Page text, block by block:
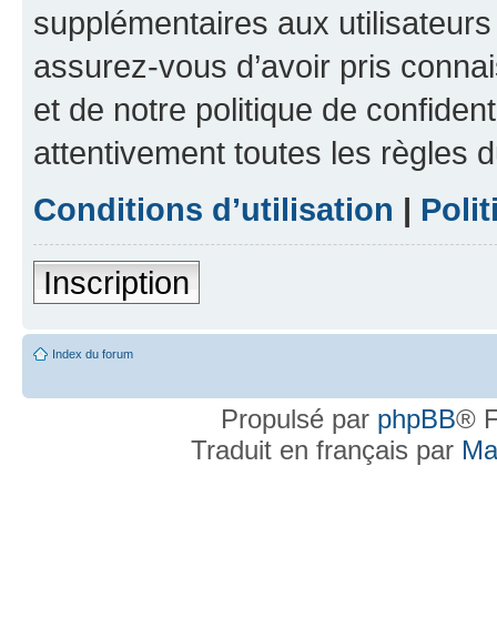
supplémentaires aux
assurez-vous d’avoir pris
et de notre politique de
attentivement toutes les règles
Conditions d’utilisation |
Inscription
Index du forum
Propulsé par phpBB®
Traduit en français par